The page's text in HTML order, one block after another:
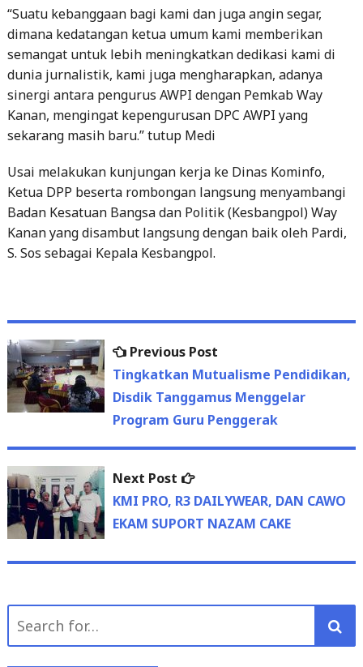
“Suatu kebanggaan bagi kami dan juga angin segar,
dimana kedatangan ketua umum kami memberikan
semangat untuk lebih meningkatkan dedikasi kami di
dunia jurnalistik, kami juga mengharapkan, adanya
sinergi antara pengurus AWPI dengan Pemkab Way
Kanan, mengingat kepengurusan DPC AWPI yang
sekarang masih baru.” tutup Medi
Usai melakukan kunjungan kerja ke Dinas Kominfo,
Ketua DPP beserta rombongan langsung menyambangi
Badan Kesatuan Bangsa dan Politik (Kesbangpol) Way
Kanan yang disambut langsung dengan baik oleh Pardi,
S. Sos sebagai Kepala Kesbangpol.
Post
navigation
Previous Post
post:
Tingkatkan Mutualisme Pendidikan,
Disdik Tanggamus Menggelar
Program Guru Penggerak
Next Post
Next
post:
KMI PRO, R3 DAILYWEAR, DAN CAWO
EKAM SUPORT NAZAM CAKE
Search